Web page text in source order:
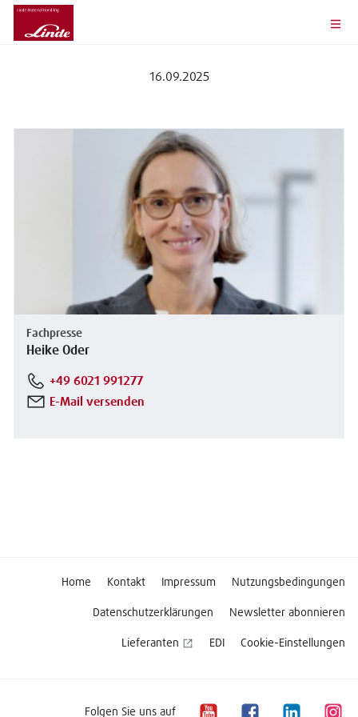
16.09.2025
Fachpresse
Heike Oder
+49 6021 991277
E-Mail versenden
Home Kontakt Impressum Nutzungsbedingungen
Datenschutzerklärungen Newsletter abonnieren
Lieferanten EDI Cookie-Einstellungen
Folgen Sie uns auf